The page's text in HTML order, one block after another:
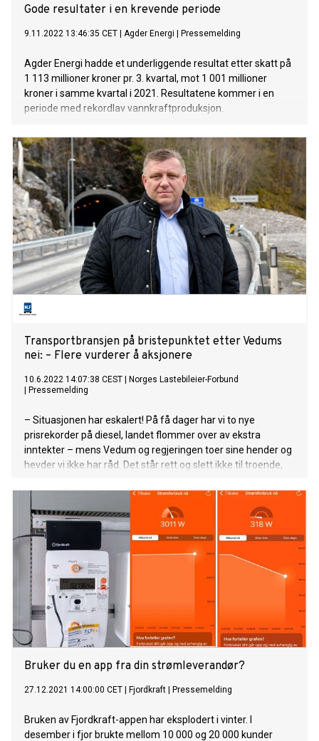
Gode resultater i en krevende periode
9.11.2022 13:46:35 CET Agder Energi Pressemelding
Agder Energi hadde et underliggende resultat etter skatt på
1 113 millioner kroner pr. 3. kvartal, mot 1 001 millioner
kroner i samme kvartal i 2021. Resultatene kommer i en
periode med rekordlav vannkraftproduksjon.
Transportbransjen på bristepunktet etter Vedums
nei: – Flere vurderer å aksjonere
10.6.2022 14:07:38 CEST
Norges Lastebileier-Forbund
Pressemelding
– Situasjonen har eskalert! På få dager har vi to nye
prisrekorder på diesel, landet flommer over av ekstra
inntekter – mens Vedum og regjeringen toer sine hender og
hevder vi ikke har råd. Det står rett og slett ikke til troende,
Forbund (NLF), Geir A. Mo.
Bruker du en app fra din strømleverandør?
27.12.2021 14:00:00 CET Fjordkraft Pressemelding
Bruken av Fjordkraft-appen har eksplodert i vinter. I
desember i fjor brukte mellom 10 000 og 20 000 kunder